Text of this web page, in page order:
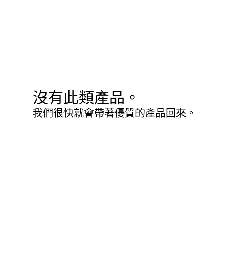
沒有此類產品。
我們很快就會帶著優質的產品回來。